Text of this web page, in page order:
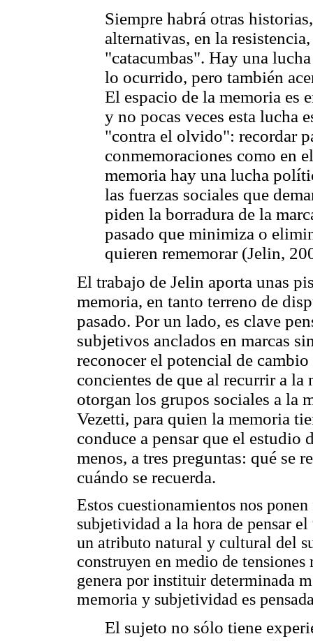
Siempre habrá otras
alternativas, en la
"catacumbas". Hay una
lo ocurrido, pero también
El espacio de la memoria es
y no pocas veces esta lucha
"contra el olvido": recordar
conmemoraciones como en
memoria hay una lucha
las fuerzas sociales que
piden la borradura de la
pasado que minimiza o
quieren rememorar (Jelin,
El trabajo de Jelin aporta unas
memoria, en tanto terreno de
pasado. Por un lado, es clave
subjetivos anclados en marcas
reconocer el potencial de
concientes de que al recurrir a la
otorgan los grupos sociales a la
Vezetti, para quien la memoria
conduce a pensar que el estudio
menos, a tres preguntas: qué se
cuándo se recuerda.
Estos cuestionamientos nos
subjetividad a la hora de pensar
un atributo natural y cultural del
construyen en medio de
genera por instituir determinada
memoria y subjetividad es
El sujeto no sólo tiene